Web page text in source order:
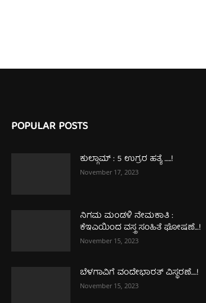
POPULAR POSTS
ಕುಲ್ಗಾಮ್‌ : 5 ಉಗ್ರರ ಹತ್ಯೆ …..!
November 17, 2023
ನಿಗಮ ಮಂಡಳಿ ನೇಮಕಾತಿ :
ಕೆಇಎಯಿಂದ ವಸ್ತ್ರ ಸಂಹಿತೆ ಘೋಷಣೆ…!
November 15, 2023
ಬೆಳಗಾವಿಗೆ ವಂದೇಭಾರತ್‌ ವಿಸ್ಥರಣೆ….!
November 15, 2023